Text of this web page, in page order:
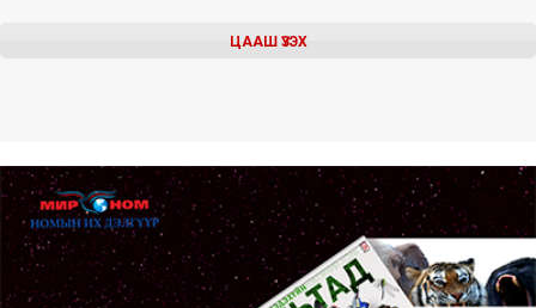
ЦААШ ҮЗЭХ